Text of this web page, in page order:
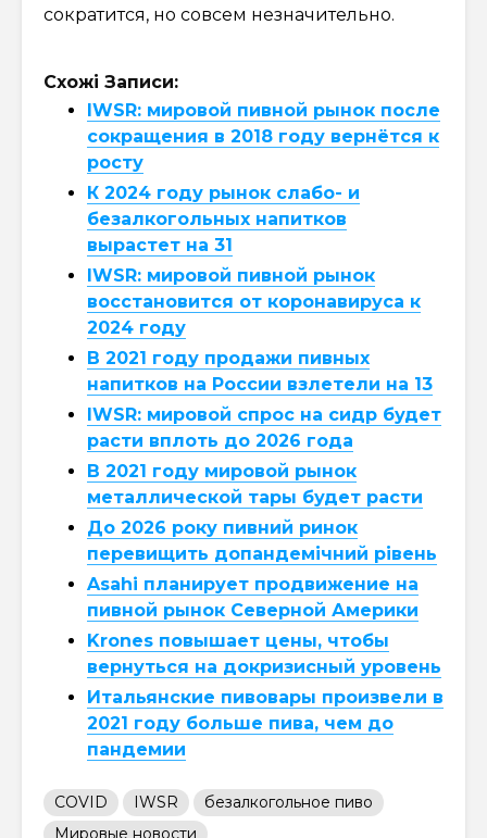
сократится, но совсем незначительно.
Схожі Записи:
IWSR: мировой пивной рынок после
сокращения в 2018 году вернётся к
росту
К 2024 году рынок слабо- и
безалкогольных напитков
вырастет на 31
IWSR: мировой пивной рынок
восстановится от коронавируса к
2024 году
В 2021 году продажи пивных
напитков на России взлетели на 13
IWSR: мировой спрос на сидр будет
расти вплоть до 2026 года
В 2021 году мировой рынок
металлической тары будет расти
До 2026 року пивний ринок
перевищить допандемічний рівень
Asahi планирует продвижение на
пивной рынок Северной Америки
Krones повышает цены, чтобы
вернуться на докризисный уровень
Итальянские пивовары произвели в
2021 году больше пива, чем до
пандемии
COVID IWSR
безалкогольное пиво
Мировые новости